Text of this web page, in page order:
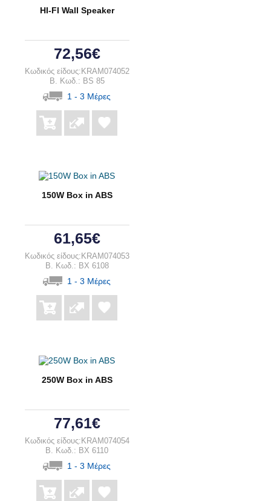
HI-FI Wall Speaker
72,56€
Κωδικός είδους:KRAM074052
B. Κωδ.: BS 85
1 - 3 Μέρες
150W Box in ABS
61,65€
Κωδικός είδους:KRAM074053
B. Κωδ.: BX 6108
1 - 3 Μέρες
250W Box in ABS
77,61€
Κωδικός είδους:KRAM074054
B. Κωδ.: BX 6110
1 - 3 Μέρες